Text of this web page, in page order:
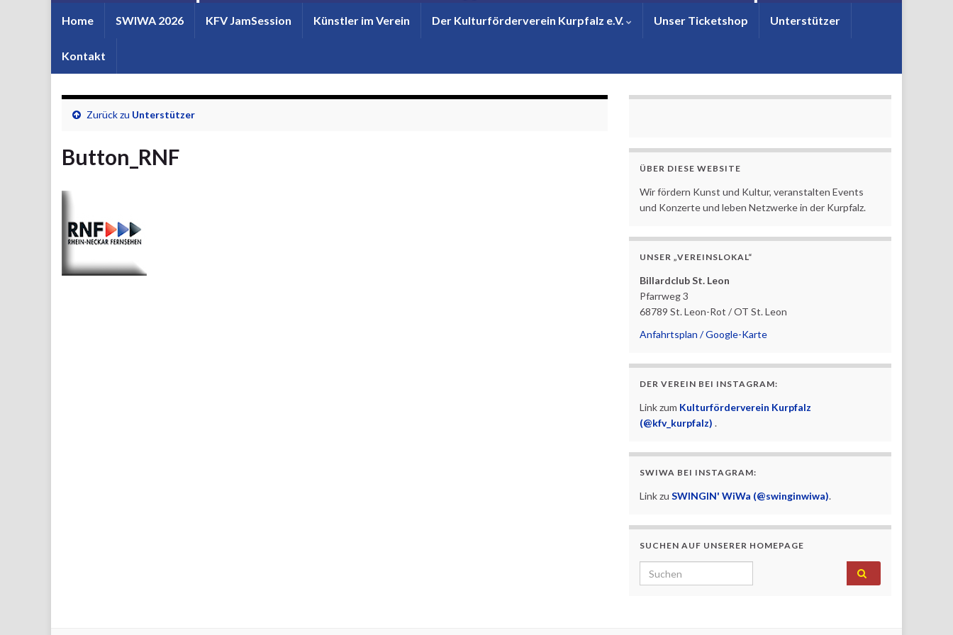
Home SWIWA 2026 KFV JamSession Künstler im Verein Der Kulturförderverein Kurpfalz e.V. Unser Ticketshop Unterstützer
Kontakt
Zurück zu Unterstützer
Button_RNF ÜBER DIESE WEBSITE
Wir fördern Kunst und Kultur, veranstalten Events
und Konzerte und leben Netzwerke in der Kurpfalz.
UNSER „VEREINSLOKAL“
Billardclub St. Leon
Pfarrweg 3
68789 St. Leon-Rot / OT St. Leon
Anfahrtsplan / Google-Karte
DER VEREIN BEI INSTAGRAM:
Link zum Kulturförderverein Kurpfalz
(@kfv_kurpfalz) .
SWIWA BEI INSTAGRAM:
Link zu SWINGIN' WiWa (@swinginwiwa).
SUCHEN AUF UNSERER HOMEPAGE
Search for: